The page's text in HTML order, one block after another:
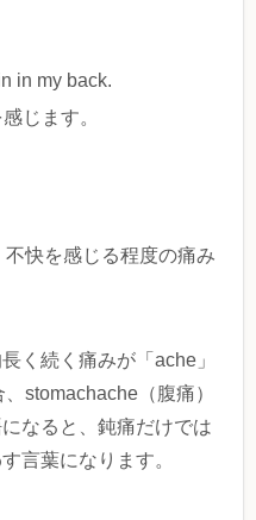
in my back.
じます。
不快を感じる程度の痛み
く続く痛みが「ache」
stomachache（腹痛）
なると、鈍痛だけでは
言葉になります。